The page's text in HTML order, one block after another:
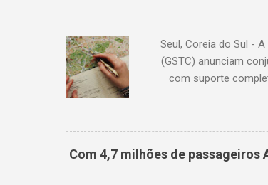
Seul, Coreia do Sul -
(GSTC) anunciam
com suporte
continuidade à sua
conhecimento prático
lançamento, há um
profissionais da
disponibilidade
Com 4,7 milhões de